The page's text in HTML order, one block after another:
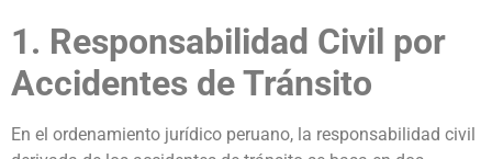
1. Responsabilidad Civil por
Accidentes de Tránsito
En el ordenamiento jurídico peruano, la responsabilidad civil